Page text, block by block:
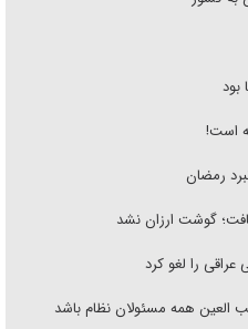
بود
است!
رمضان
را لغو کرد
العین همه مسئولان نظام باشد